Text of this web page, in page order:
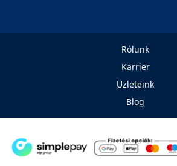
Rólunk
Karrier
Üzleteink
Blog